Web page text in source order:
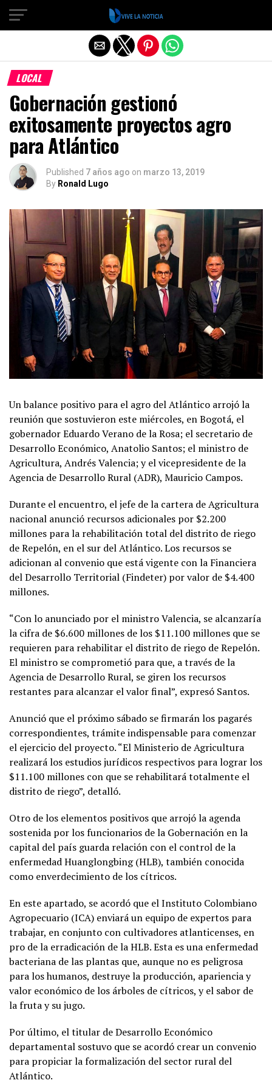
LOCAL
Gobernación gestionó
exitosamente proyectos agro
para Atlántico
Published 7 años ago on marzo 13, 2019
By Ronald Lugo
Un balance positivo para el agro del Atlántico arrojó la
reunión que sostuvieron este miércoles, en Bogotá, el
gobernador Eduardo Verano de la Rosa; el secretario de
Desarrollo Económico, Anatolio Santos; el ministro de
Agricultura, Andrés Valencia; y el vicepresidente de la
Agencia de Desarrollo Rural (ADR), Mauricio Campos.
Durante el encuentro, el jefe de la cartera de Agricultura
nacional anunció recursos adicionales por $2.200
millones para la rehabilitación total del distrito de riego
de Repelón, en el sur del Atlántico. Los recursos se
adicionan al convenio que está vigente con la Financiera
del Desarrollo Territorial (Findeter) por valor de $4.400
millones.
“Con lo anunciado por el ministro Valencia, se alcanzaría
la cifra de $6.600 millones de los $11.100 millones que se
requieren para rehabilitar el distrito de riego de Repelón.
El ministro se comprometió para que, a través de la
Agencia de Desarrollo Rural, se giren los recursos
restantes para alcanzar el valor final”, expresó Santos.
Anunció que el próximo sábado se firmarán los pagarés
correspondientes, trámite indispensable para comenzar
el ejercicio del proyecto. “El Ministerio de Agricultura
realizará los estudios jurídicos respectivos para lograr los
$11.100 millones con que se rehabilitará totalmente el
distrito de riego”, detalló.
Otro de los elementos positivos que arrojó la agenda
sostenida por los funcionarios de la Gobernación en la
capital del país guarda relación con el control de la
enfermedad Huanglongbing (HLB), también conocida
como enverdecimiento de los cítricos.
En este apartado, se acordó que el Instituto Colombiano
Agropecuario (ICA) enviará un equipo de expertos para
trabajar, en conjunto con cultivadores atlanticenses, en
pro de la erradicación de la HLB. Esta es una enfermedad
bacteriana de las plantas que, aunque no es peligrosa
para los humanos, destruye la producción, apariencia y
valor económico de los árboles de cítricos, y el sabor de
la fruta y su jugo.
Por último, el titular de Desarrollo Económico
departamental sostuvo que se acordó crear un convenio
para propiciar la formalización del sector rural del
Atlántico.
Salir de la versión móvil